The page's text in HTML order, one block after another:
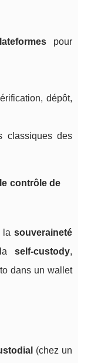
pour
dépôt,
classiques des
contrôle de
la souveraineté
self‑custody,
dans un wallet
(chez un